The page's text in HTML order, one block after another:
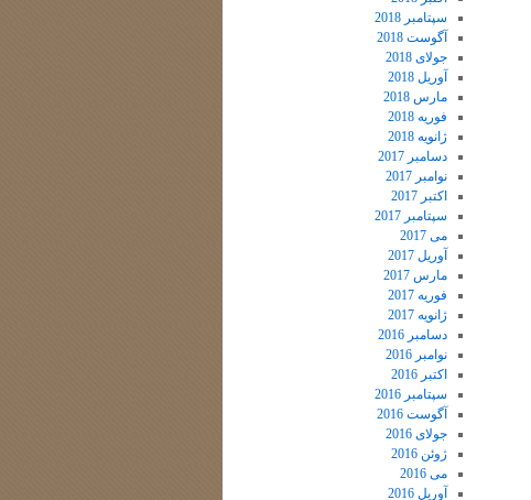
سپتامبر 2018
آگوست 2018
جولای 2018
آوریل 2018
مارس 2018
فوریه 2018
ژانویه 2018
دسامبر 2017
نوامبر 2017
اکتبر 2017
سپتامبر 2017
می 2017
آوریل 2017
مارس 2017
فوریه 2017
ژانویه 2017
دسامبر 2016
نوامبر 2016
اکتبر 2016
سپتامبر 2016
آگوست 2016
جولای 2016
ژوئن 2016
می 2016
آوریل 2016